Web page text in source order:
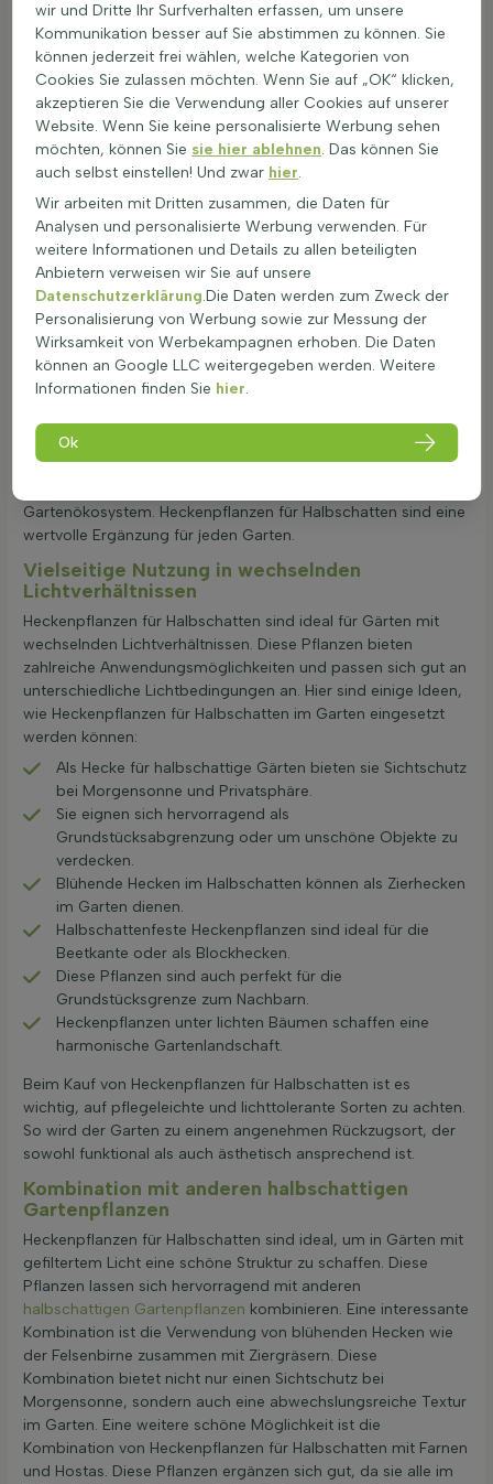
vor Austrocknung schützt. Im Winter behalten viele dieser
Pflanzen ihr Laub, was sie zu einer guten Wahl für Sichtschutz
macht. Die Winterhärte von Heckenpflanzen für Halbschatten
hängt von der Art ab. Einige sind frostempfindlich, während
andere Temperaturen bis zu -20 Grad Celsius aushalten.
Faktoren wie Wind und Bodenbeschaffenheit spielen eine
Rolle. Ein geschützter Standort und gut durchlässiger Boden
Halbschatten sind immergrün, was bedeutet, dass sie das
ganze Jahr über Blätter tragen. Dies ist besonders nützlich für
die Privatsphäre. Die Standortwahl und das Klima
beeinflussen, ob die Pflanzen ihr Laub behalten. Diese
Pflanzen sind oft hitze- und trockenheitsresistent. Ihre Blätter
haben manchmal eine Wachsschicht oder Behaarung, die
Wasserverlust reduziert. Ein tiefes Wurzelsystem hilft, Wasser
aus tieferen Bodenschichten zu ziehen. Heckenpflanzen für
Halbschatten sind in der Regel ungiftig und sicher für Kinder
und Haustiere. Bei normalem Gebrauch im Garten besteht
keine Gefahr. Diese Pflanzen fördern die Biodiversität, indem
sie Lebensraum und Nahrung für Insekten bieten. Sie blühen
Gartenökosystem. Heckenpflanzen für Halbschatten sind eine
wertvolle Ergänzung für jeden Garten.
Vielseitige Nutzung in wechselnden
Lichtverhältnissen
Heckenpflanzen für Halbschatten sind ideal für Gärten mit
wechselnden Lichtverhältnissen. Diese Pflanzen bieten
zahlreiche Anwendungsmöglichkeiten und passen sich gut an
unterschiedliche Lichtbedingungen an. Hier sind einige Ideen,
wie Heckenpflanzen für Halbschatten im Garten eingesetzt
werden können:
Als Hecke für halbschattige Gärten bieten sie Sichtschutz
bei Morgensonne und Privatsphäre.
Sie eignen sich hervorragend als
Grundstücksabgrenzung oder um unschöne Objekte zu
verdecken.
Blühende Hecken im Halbschatten können als Zierhecken
im Garten dienen.
Halbschattenfeste Heckenpflanzen sind ideal für die
Beetkante oder als Blockhecken.
Diese Pflanzen sind auch perfekt für die
Grundstücksgrenze zum Nachbarn.
Heckenpflanzen unter lichten Bäumen schaffen eine
harmonische Gartenlandschaft.
Beim Kauf von Heckenpflanzen für Halbschatten ist es
wichtig, auf pflegeleichte und lichttolerante Sorten zu achten.
So wird der Garten zu einem angenehmen Rückzugsort, der
sowohl funktional als auch ästhetisch ansprechend ist.
Kombination mit anderen halbschattigen
Gartenpflanzen
Heckenpflanzen für Halbschatten sind ideal, um in Gärten mit
gefiltertem Licht eine schöne Struktur zu schaffen. Diese
Pflanzen lassen sich hervorragend mit anderen
halbschattigen Gartenpflanzen kombinieren. Eine interessante
Kombination ist die Verwendung von blühenden Hecken wie
der Felsenbirne zusammen mit Ziergräsern. Diese
Kombination bietet nicht nur einen Sichtschutz bei
Morgensonne, sondern auch eine abwechslungsreiche Textur
im Garten. Eine weitere schöne Möglichkeit ist die
Kombination von Heckenpflanzen für Halbschatten mit Farnen
und Hostas. Diese Pflanzen ergänzen sich gut, da sie alle im
wir und Dritte Ihr Surfverhalten erfassen, um unsere
Kommunikation besser auf Sie abstimmen zu können. Sie
können jederzeit frei wählen, welche Kategorien von
Cookies Sie zulassen möchten. Wenn Sie auf „OK“ klicken,
akzeptieren Sie die Verwendung aller Cookies auf unserer
Website. Wenn Sie keine personalisierte Werbung sehen
möchten, können Sie sie hier ablehnen. Das können Sie
auch selbst einstellen! Und zwar hier.
Wir arbeiten mit Dritten zusammen, die Daten für
Analysen und personalisierte Werbung verwenden. Für
weitere Informationen und Details zu allen beteiligten
Anbietern verweisen wir Sie auf unsere
Datenschutzerklärung.Die Daten werden zum Zweck der
Personalisierung von Werbung sowie zur Messung der
Wirksamkeit von Werbekampagnen erhoben. Die Daten
können an Google LLC weitergegeben werden. Weitere
Informationen finden Sie hier.
Ok